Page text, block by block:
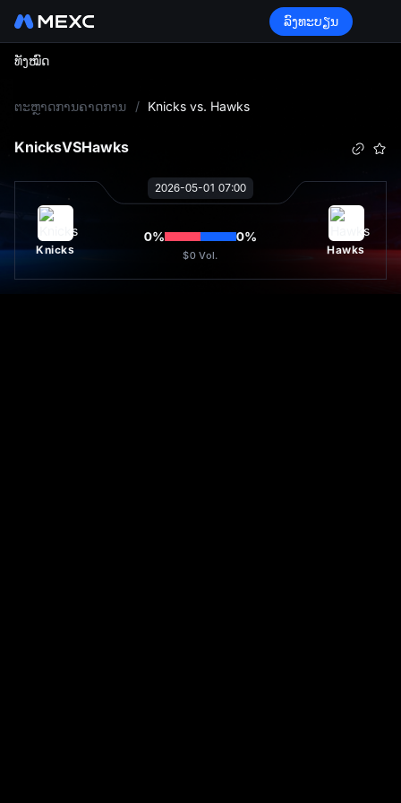
ລົງທະບຽນ
ທັງໝົດ
ຕະຫຼາດການຄາດການ / Knicks vs. Hawks
KnicksVSHawks
2026-05-01 07:00
Knicks
0% 0%
$0 Vol. Hawks